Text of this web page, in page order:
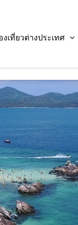
งเที่ยวต่างประเทศ